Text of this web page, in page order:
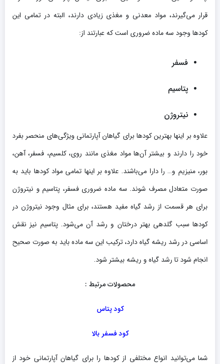
قرار می‌گیرند، مواد معدنی و مغذی زیادی دارند، البته در تمامی این
کودها وجود سه ماده ضروری است که عبارتند از:
فسفر
پتاسیم
نیتروژن
علاوه بر اینها بهترین کودها برای گیاهان آپارتمانی ویژگی‌های منحصر بفرد
خود را دارند و بیشتر آن‌ها مواد مغذی مانند روی، کلسیم، فسفر، آهن،
بور، منیزیم و… را دارا می‌باشند. علاوه بر اینها تمامی مواد کودها باید به
صورت متعادل مصرف شوند. سه ماده ضروری فسفر، پتاسیم و نیتروژن
برای هر قسمت از رشد گیاه مفید هستند، برای مثال وجود نیتروژن در
کودها سبب گلدهی بهتر درختان و رشد آن می‌شود. پتاسیم نیز نقش
اساسی در رشد ریشه گیاه دارد، ترکیب این سه ماده باید به صورت صحیح
انجام شود تا رشد گیاه و ریشه بیشتر شود.
محصولات مرتبط :
کود پتاس
کود فسفر بالا
شما می‌توانید انواع مختلفی از کودها را برای گیاهان آپارتمانی خود از